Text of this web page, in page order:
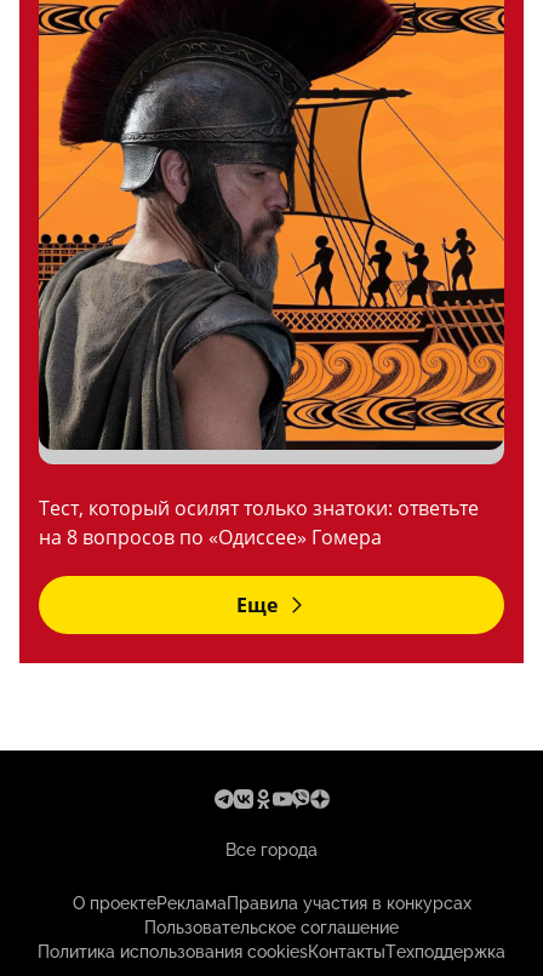
Тест, который осилят только знатоки: ответьте
на 8 вопросов по «Одиссее» Гомера
Еще
Все города
О проектеРекламаПравила участия в конкурсах
Пользовательское соглашение
Политика использования cookiesКонтактыТехподдержка